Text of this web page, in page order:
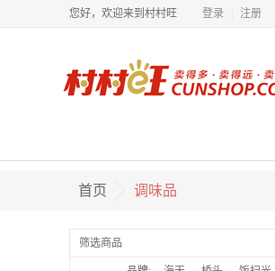
您好，欢迎来到村村旺 登录 注册
首页 调味品
筛选商品